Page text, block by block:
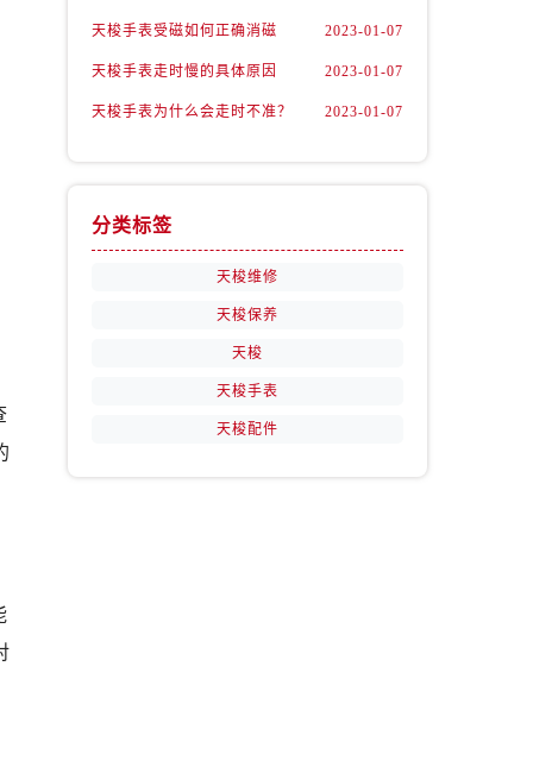
天梭手表受磁如何正确消磁 2023-01-07
天梭手表走时慢的具体原因 2023-01-07
天梭手表为什么会走时不准？ 2023-01-07
分类标签
天梭维修
天梭保养
天梭
天梭手表
天梭配件